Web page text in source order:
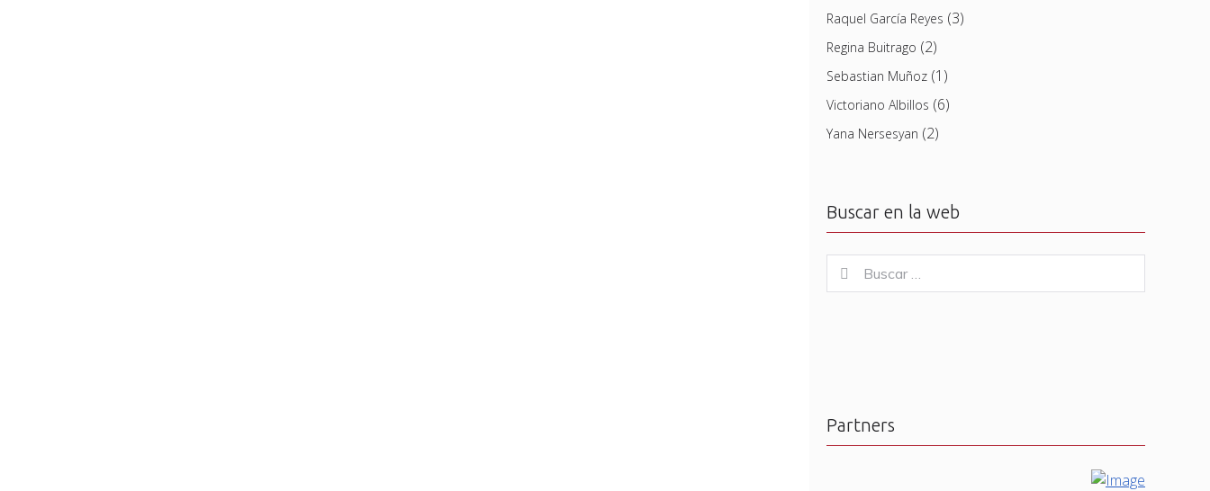
Raquel García Reyes (3)
Regina Buitrago (2)
Sebastian Muñoz(1)
Victoriano Albillos (6)
Yana Nersesyan (2)
Buscar en la web
for:
Buscar
Partners